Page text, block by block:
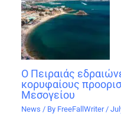
Ο Πειραιάς
κορυφαίους
Μεσογείου
News / By FreeFallWriter/